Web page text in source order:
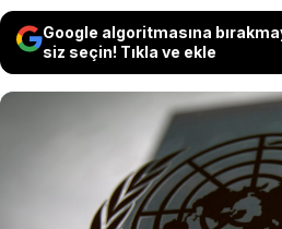
Google algoritmasına
siz seçin! Tıkla ve ekle
BM Güvenlik Konseyi,
artan şiddeti
durdurma ve insani